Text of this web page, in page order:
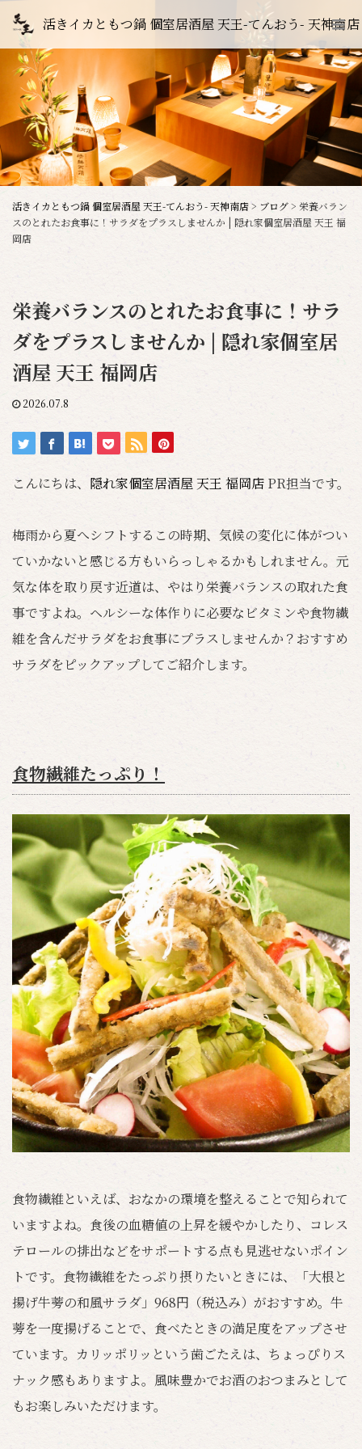
活きイカともつ鍋 個室居酒屋 天王-てんおう- 天神南店
活きイカともつ鍋 個室居酒屋 天王-てんおう- 天神南店> ブログ> 栄養バラン
スのとれたお食事に！サラダをプラスしませんか | 隠れ家個室居酒屋 天王 福
岡店
栄養バランスのとれたお食事に！サラ
ダをプラスしませんか | 隠れ家個室居
酒屋 天王 福岡店
2026.07.8
こんにちは、 隠れ家個室居酒屋 天王 福岡店 PR担当です。
梅雨から夏へシフトするこの時期、気候の変化に体がつい
ていかないと感じる方もいらっしゃるかもしれません。元
気な体を取り戻す近道は、やはり栄養バランスの取れた食
事ですよね。ヘルシーな体作りに必要なビタミンや食物繊
維を含んだサラダをお食事にプラスしませんか？おすすめ
サラダをピックアップしてご紹介します。
食物繊維たっぷり！
食物繊維といえば、おなかの環境を整えることで知られて
いますよね。食後の血糖値の上昇を緩やかしたり、コレス
テロールの排出などをサポートする点も見逃せないポイン
トです。食物繊維をたっぷり摂りたいときには、「大根と
揚げ牛蒡の和風サラダ」968円（税込み）がおすすめ。牛
蒡を一度揚げることで、食べたときの満足度をアップさせ
ています。カリッポリッという歯ごたえは、ちょっぴりス
ナック感もありますよ。風味豊かでお酒のおつまみとして
もお楽しみいただけます。